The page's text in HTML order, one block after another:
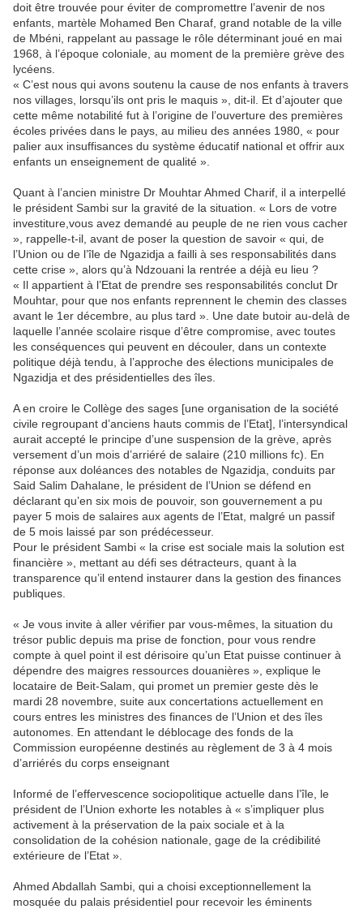
doit être trouvée pour éviter de compromettre l’avenir de nos
enfants, martèle Mohamed Ben Charaf, grand notable de la ville
de Mbéni, rappelant au passage le rôle déterminant joué en mai
1968, à l’époque coloniale, au moment de la première grève des
lycéens.
« C’est nous qui avons soutenu la cause de nos enfants à travers
nos villages, lorsqu’ils ont pris le maquis », dit-il. Et d’ajouter que
cette même notabilité fut à l’origine de l’ouverture des premières
écoles privées dans le pays, au milieu des années 1980, « pour
palier aux insuffisances du système éducatif national et offrir aux
enfants un enseignement de qualité ».
Quant à l’ancien ministre Dr Mouhtar Ahmed Charif, il a interpellé
le président Sambi sur la gravité de la situation. « Lors de votre
investiture,vous avez demandé au peuple de ne rien vous cacher
», rappelle-t-il, avant de poser la question de savoir « qui, de
l’Union ou de l’île de Ngazidja a failli à ses responsabilités dans
cette crise », alors qu’à Ndzouani la rentrée a déjà eu lieu ?
« Il appartient à l’Etat de prendre ses responsabilités conclut Dr
Mouhtar, pour que nos enfants reprennent le chemin des classes
avant le 1er décembre, au plus tard ». Une date butoir au-delà de
laquelle l’année scolaire risque d’être compromise, avec toutes
les conséquences qui peuvent en découler, dans un contexte
politique déjà tendu, à l’approche des élections municipales de
Ngazidja et des présidentielles des îles.
A en croire le Collège des sages [une organisation de la société
civile regroupant d’anciens hauts commis de l’Etat], l’intersyndical
aurait accepté le principe d’une suspension de la grève, après
versement d’un mois d’arriéré de salaire (210 millions fc). En
réponse aux doléances des notables de Ngazidja, conduits par
Said Salim Dahalane, le président de l’Union se défend en
déclarant qu’en six mois de pouvoir, son gouvernement a pu
payer 5 mois de salaires aux agents de l’Etat, malgré un passif
de 5 mois laissé par son prédécesseur.
Pour le président Sambi « la crise est sociale mais la solution est
financière », mettant au défi ses détracteurs, quant à la
transparence qu’il entend instaurer dans la gestion des finances
publiques.
« Je vous invite à aller vérifier par vous-mêmes, la situation du
trésor public depuis ma prise de fonction, pour vous rendre
compte à quel point il est dérisoire qu’un Etat puisse continuer à
dépendre des maigres ressources douanières », explique le
locataire de Beit-Salam, qui promet un premier geste dès le
mardi 28 novembre, suite aux concertations actuellement en
cours entres les ministres des finances de l’Union et des îles
autonomes. En attendant le déblocage des fonds de la
Commission européenne destinés au règlement de 3 à 4 mois
d’arriérés du corps enseignant
Informé de l’effervescence sociopolitique actuelle dans l’île, le
président de l’Union exhorte les notables à « s’impliquer plus
activement à la préservation de la paix sociale et à la
consolidation de la cohésion nationale, gage de la crédibilité
extérieure de l’Etat ».
Ahmed Abdallah Sambi, qui a choisi exceptionnellement la
mosquée du palais présidentiel pour recevoir les éminents